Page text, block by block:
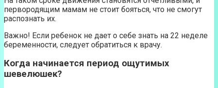
первородящим мамам не стоит бояться, что не смогут
распознать их.
Важно! Если ребенок не дает о себе знать на 22 неделе
беременности, следует обратиться к врачу.
Когда начинается период ощутимых
шевелюшек?